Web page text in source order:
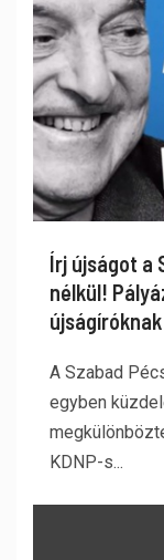
Írj újságot a
nélkül!
A Szabad
egyben
KDNP-s...